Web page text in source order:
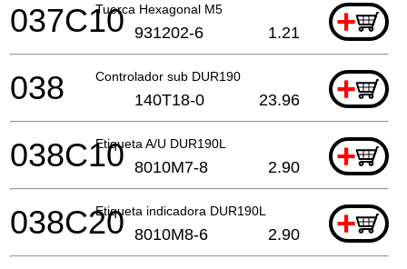
Tuerca Hexagonal M5 +
037C10 931202-6 1.21
Controlador sub DUR190 +
038 140T18-0 23.96
Etiqueta A/U DUR190L +
038C10 8010M7-8 2.90
Etiqueta indicadora DUR190L +
038C20 8010M8-6 2.90